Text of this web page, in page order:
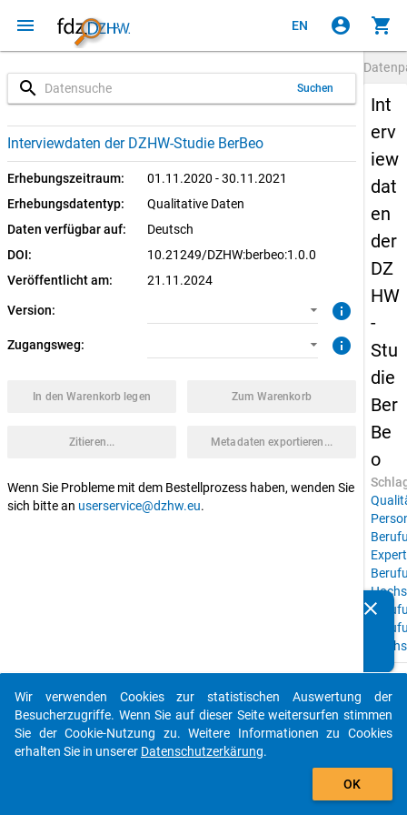
menu EN account_circle shopping_cart
search Suchen
Interviewdaten der DZHW-Studie BerBeo
Erhebungszeitraum:
01.11.2020 - 30.11.2021
Erhebungsdatentyp:
Qualitative Daten
Daten verfügbar auf:
Deutsch
DOI:
10.21249/DZHW:berbeo:1.0.0
Veröffentlicht am:
21.11.2024
Version:
1.0.0 (aktuell)
info
Zugangsweg:
CUF: Download
SUF: Download
info
In den Warenkorb legen Zum Warenkorb
Zitieren... Metadaten exportieren...
Wenn Sie Probleme mit dem Bestellprozess haben, wenden Sie
sich bitte an userservice@dzhw.eu.
Int
erv
iew
dat
en
der
DZ
HW
-
Stu
die
Ber
Be
o
Details
clear
auto_stories
add_shopping_cart
Wir verwenden Cookies zur statistischen Auswertung der
Besucherzugriffe. Wenn Sie auf dieser Seite weitersurfen stimmen
Sie der Cookie-Nutzung zu. Weitere Informationen zu Cookies
erhalten Sie in unserer Datenschutzerkärung.
OK